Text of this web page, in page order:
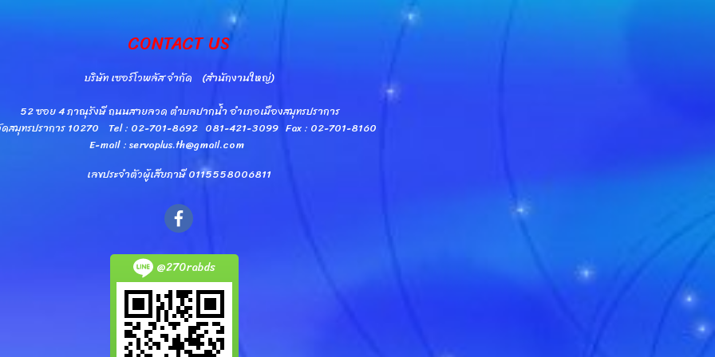
CONTACT US
บริษัท เซอร์โวพลัส จำกัด (สำนักงานใหญ่)
52 ซอย 4 ภาณุรังษี ถนนสายลวด ตำบลปากน้ำ อำเภอเมืองสมุทรปราการ
สมุทรปราการ 10270 Tel : 02-701-8692 081-421-3099 Fax : 02-701-8160
E-mail : servoplus.th@gmail.com
เลขประจำตัวผู้เสียภาษี 0115558006811
@270rabds